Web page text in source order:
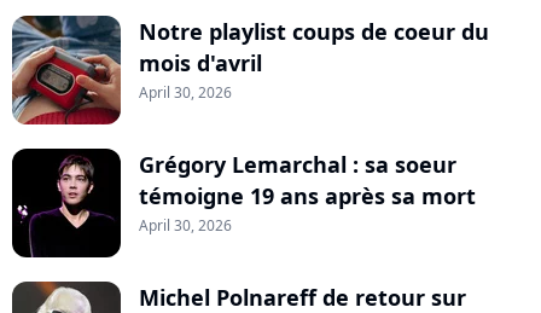
Notre playlist coups de coeur du
mois d'avril
April 30, 2026
Grégory Lemarchal : sa soeur
témoigne 19 ans après sa mort
April 30, 2026
Michel Polnareff de retour sur